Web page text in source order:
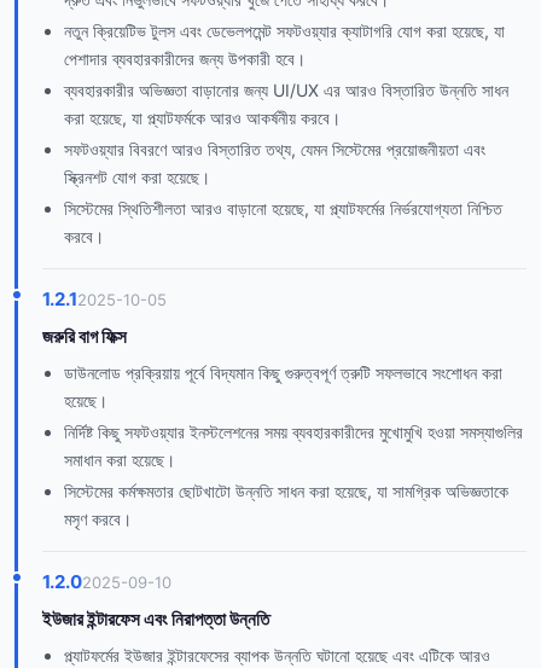
নতুন ক্রিয়েটিভ টুলস এবং ডেভেলপমেন্ট সফটওয়্যার ক্যাটাগরি যোগ করা হয়েছে, যা
পেশাদার ব্যবহারকারীদের জন্য উপকারী হবে।
ব্যবহারকারীর অভিজ্ঞতা বাড়ানোর জন্য UI/UX এর আরও বিস্তারিত উন্নতি সাধন
করা হয়েছে, যা প্ল্যাটফর্মকে আরও আকর্ষনীয় করবে।
সফটওয়্যার বিবরণে আরও বিস্তারিত তথ্য, যেমন সিস্টেমের প্রয়োজনীয়তা এবং
স্ক্রিনশট যোগ করা হয়েছে।
সিস্টেমের স্থিতিশীলতা আরও বাড়ানো হয়েছে, যা প্ল্যাটফর্মের নির্ভরযোগ্যতা নিশ্চিত
করবে।
1.2.12025-10-05
জরুরি বাগ ফিক্স
ডাউনলোড প্রক্রিয়ায় পূর্বে বিদ্যমান কিছু গুরুত্বপূর্ণ ত্রুটি সফলভাবে সংশোধন করা
হয়েছে।
নির্দিষ্ট কিছু সফটওয়্যার ইনস্টলেশনের সময় ব্যবহারকারীদের মুখোমুখি হওয়া সমস্যাগুলির
সমাধান করা হয়েছে।
সিস্টেমের কর্মক্ষমতার ছোটখাটো উন্নতি সাধন করা হয়েছে, যা সামগ্রিক অভিজ্ঞতাকে
মসৃণ করবে।
1.2.02025-09-10
ইউজার ইন্টারফেস এবং নিরাপত্তা উন্নতি
প্ল্যাটফর্মের ইউজার ইন্টারফেসের ব্যাপক উন্নতি ঘটানো হয়েছে এবং এটিকে আরও